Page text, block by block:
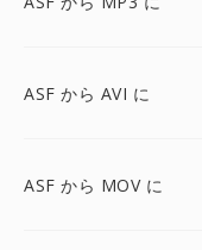
ASF から AVI に
ASF から MOV に